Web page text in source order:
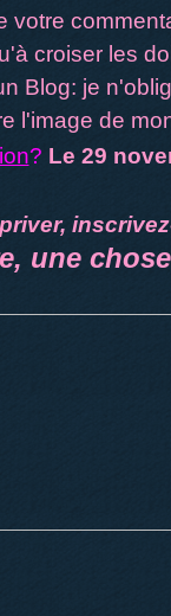
votre
croiser les
Blog: je
l'image de
? Le 29
une